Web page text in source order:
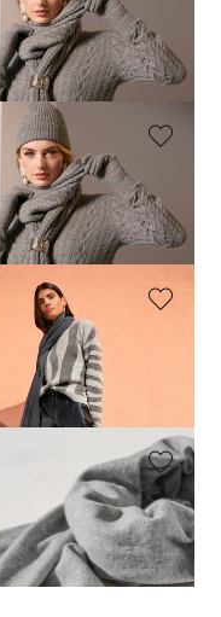
2 pièces en cachemire
149,95 €
Pur cachemire
€209,95 €
en cachemire
189,95 €
en cachemire
€179,95 €